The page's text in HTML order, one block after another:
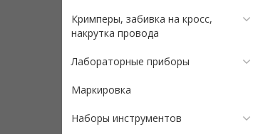
Кримперы, забивка на кросс,
накрутка провода
Лабораторные приборы
Маркировка
Наборы инструментов